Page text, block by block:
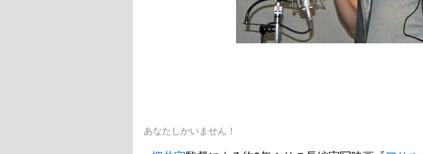
あなたしかいません！